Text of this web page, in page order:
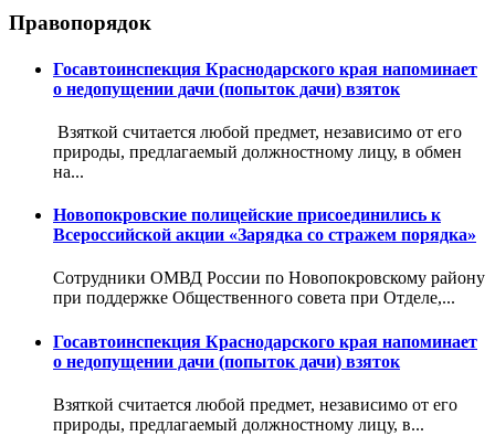
Правопорядок
Госавтоинспекция Краснодарского края напоминает
о недопущении дачи (попыток дачи) взяток
Взяткой считается любой предмет, независимо от его
природы, предлагаемый должностному лицу, в обмен
на...
Новопокровские полицейские присоединились к
Всероссийской акции «Зарядка со стражем порядка»
Сотрудники ОМВД России по Новопокровскому району
при поддержке Общественного совета при Отделе,...
Госавтоинспекция Краснодарского края напоминает
о недопущении дачи (попыток дачи) взяток
Взяткой считается любой предмет, независимо от его
природы, предлагаемый должностному лицу, в...